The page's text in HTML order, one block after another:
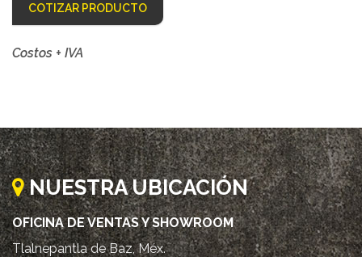
COTIZAR PRODUCTO
Costos + IVA
NUESTRA UBICACIÓN
OFICINA DE VENTAS Y SHOWROOM
Tlalnepantla de Baz, Méx.